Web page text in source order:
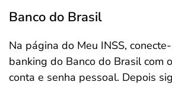
Banco do Brasil
Na página do Meu INSS,
banking do Banco do Brasil com
conta e senha pessoal. Depois